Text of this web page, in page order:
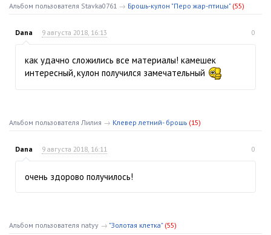
Альбом пользователя Stavka0761 → Брошь-кулон "Перо жар-птицы" (55)
Dana 9 августа 2018, 16:13 0
как удачно сложились все материалы! камешек
интересный, кулон получился замечательный
Альбом пользователя Лилия → Клевер летний- брошь (15)
Dana 9 августа 2018, 16:11 0
очень здорово получилось!
Альбом пользователя natyy → "Золотая клетка" (55)